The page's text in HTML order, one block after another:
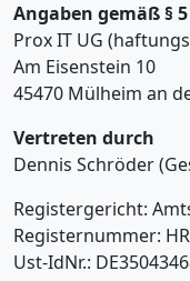
Angaben gemäß § 5
Prox IT UG
Am Eisenstein 10
45470 Mülheim an
Vertreten durch
Dennis Schröder
Registergericht:
Registernummer:
Ust-IdNr.: